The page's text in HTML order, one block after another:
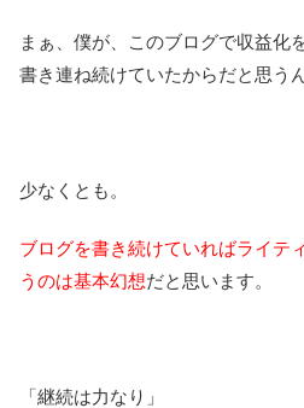
まぁ、僕が、このブログで収益化
書き連ね続けていたからだと思う
少なくとも。
ブログを書き続けていればライテ
うのは基本幻想だと思います。
「継続は力なり」